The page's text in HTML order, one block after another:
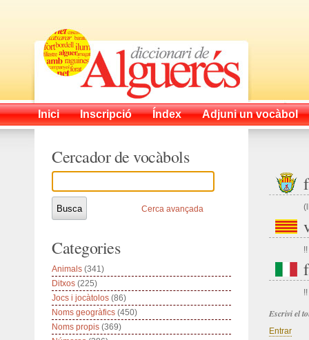
Inici Inscripció Índex Adjuni un vocàbol
!!
!!
Escrivi el
Entrar
Cercador de vocàbols
Cerca avançada
Categories
Animals (341)
Ditxos (225)
Jocs i jocàtolos (86)
Noms geogràfics (450)
Noms propis (369)